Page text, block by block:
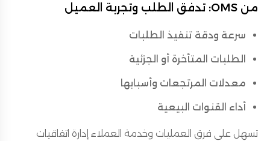
من OMS: تدفق الطلب وتجربة العميل
سرعة ودقة تنفيذ الطلبات
الطلبات المتأخرة أو الجزئية
معدلات المرتجعات وأسبابها
أداء القنوات البيعية
تسهل على فرق العمليات وخدمة العملاء إدارة اتفاقيات